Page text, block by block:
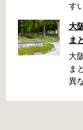
す
い
ん
前
た
町
大
ま
大
ま
異